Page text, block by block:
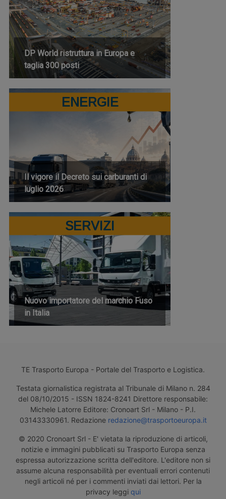
DP World ristruttura in Europa e
taglia 300 posti
ENERGIE
Il vigore il Decreto sui carburanti di
luglio 2026
SERVIZI
Nuovo importatore del marchio Fuso
in Italia
TE Trasporto Europa - Portale del Trasporto e Logistica.
Testata giornalistica registrata al Tribunale di Milano n. 284
del 08/10/2015 - ISSN 1824-8241 Direttore responsabile:
Michele Latorre Editore: Cronoart Srl - Milano - P.I.
03143330961. Redazione redazione@trasportoeuropa.it
© 2020 Cronoart Srl - E' vietata la riproduzione di articoli,
notizie e immagini pubblicati su Trasporto Europa senza
espressa autorizzazione scritta dell'editore. L'editore non si
assume alcuna responsabilità per eventuali errori contenuti
negli articoli né per i commenti inviati dai lettori. Per la
privacy leggi qui